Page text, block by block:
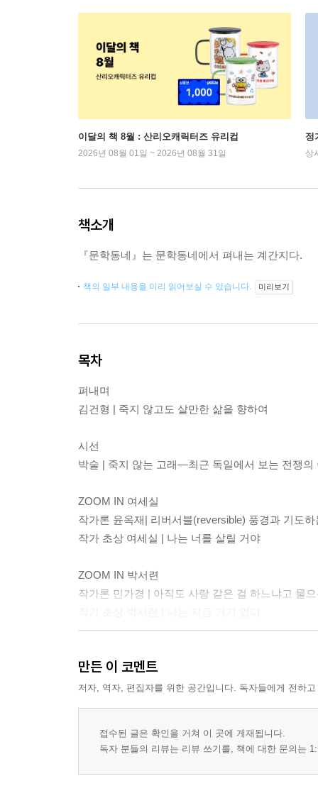
이달의 책 8월 : 산리오캐릭터즈 유리컵
2026년 08월 01일 ~ 2026년 08월 31일
정
상
책소개
『문학동네』는 문학동네에서 펴내는 계간지다.
책의 일부 내용을 미리 읽어보실 수 있습니다. 미리보기
목차
펴내며
김건형 | 죽지 않고도 살만한 삶을 향하여
시선
박술 | 죽지 않는 고래―최근 독일에서 보는 전쟁의
ZOOM IN 여세실
작가론 윤옥재| 리버서블(reversible) 풍경과 기도
작가 초상 여세실 | 나는 너를 살릴 거야
ZOOM IN 박서련
작가론 민가경 | 아직도 사랑 같은 걸 하느냐고 물
권지미 | 나는 남성성을 모른다
박민상 | 슬롭과 문학 사이, 울면서 ‘웃는 남자’들
장류진 | 나의 남성 캐릭터 창작 노트
시
만든 이 코멘트
저자, 역자, 편집자를 위한 공간입니다. 독자들에게 전하
접수된 글은 확인을 거쳐 이 곳에 게재됩니다.
독자 분들의 리뷰는 리뷰 쓰기를, 책에 대한 문의는